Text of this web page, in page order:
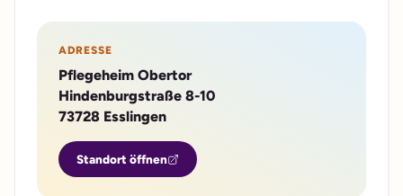
ADRESSE
Pflegeheim Obertor
Hindenburgstraße 8-10
73728 Esslingen
Standort öffnen